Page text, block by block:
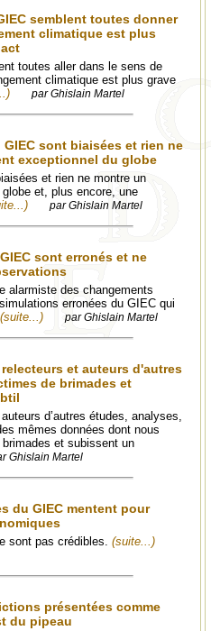
semblent toutes donner
climatique est plus
toutes aller dans le sens de
climatique est plus grave
par Ghislain Martel
sont biaisées et rien ne
exceptionnel du globe
et rien ne montre un
et, plus encore, une
par Ghislain Martel
sont erronés et ne
alarmiste des changements
erronées du GIEC qui
(suite...) par Ghislain Martel
et auteurs d'autres
de brimades et
d’autres études, analyses,
mêmes données dont nous
et subissent un
Ghislain Martel
du GIEC mentent pour
sont pas crédibles. (suite...)
présentées comme
du pipeau